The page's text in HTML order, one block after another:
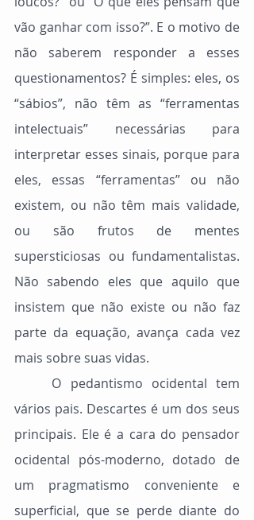
vão ganhar com isso?”. E o motivo de
não saberem responder a esses
questionamentos? É simples: eles, os
“sábios”, não têm as “ferramentas
intelectuais” necessárias para
interpretar esses sinais, porque para
eles, essas “ferramentas” ou não
existem, ou não têm mais validade,
ou são frutos de mentes
supersticiosas ou fundamentalistas.
Não sabendo eles que aquilo que
insistem que não existe ou não faz
parte da equação, avança cada vez
mais sobre suas vidas.
vários pais. Descartes é um dos seus
principais. Ele é a cara do pensador
ocidental pós-moderno, dotado de
um pragmatismo conveniente e
superficial, que se perde diante do